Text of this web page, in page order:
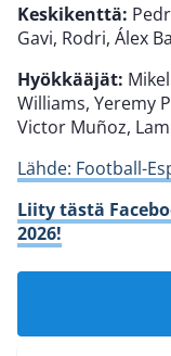
Keskikenttä:
Gavi, Rodri, Álex
Hyökkääjät:
Williams, Yeremy
Victor Muñoz,
Lähde: Football-
Liity tästä
2026!